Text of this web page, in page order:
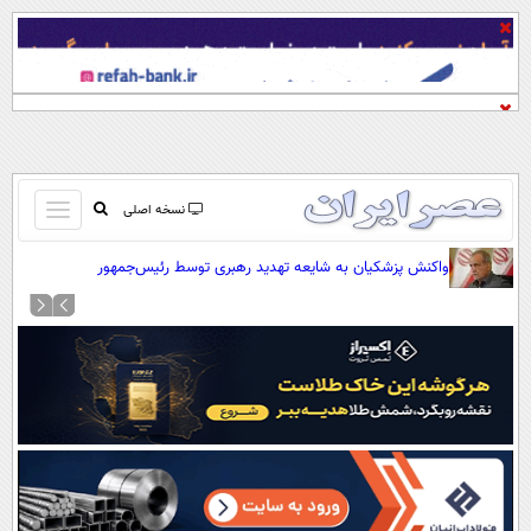
نسخه اصلی
باز
و
کردن
صفحه اول
آرشیو
نظرسنجی
آب و هوا
اوقات شرعی
سواد زندگی
واکنش پزشکیان به شایعه تهدید رهبری توسط رئیس‌جمهور